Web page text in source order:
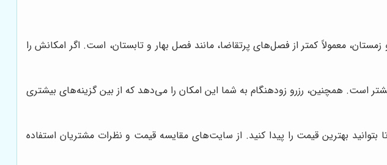
معمولاً کمتر از فصل‌های پرتقاضا، مانند فصل بهار و تابستان، است. اگر امکانش را
است. همچنین، رزرو زودهنگام به شما این امکان را می‌دهد که از بین گزینه‌های بیشتری
بهترین قیمت را پیدا کنید. از سایت‌های مقایسه قیمت و نظرات مشتریان استفاده